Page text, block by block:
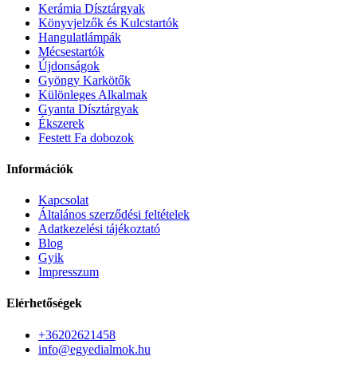
Kerámia Dísztárgyak
Könyvjelzők és Kulcstartók
Hangulatlámpák
Mécsestartók
Újdonságok
Gyöngy Karkötők
Különleges Alkalmak
Gyanta Dísztárgyak
Ékszerek
Festett Fa dobozok
Információk
Kapcsolat
Általános szerződési feltételek
Adatkezelési tájékoztató
Blog
Gyik
Impresszum
Elérhetőségek
+36202621458
info@egyedialmok.hu